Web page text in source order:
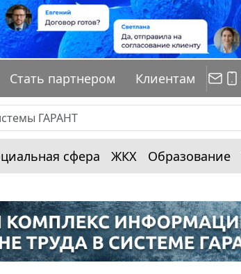
Стать партнером Клиентам
сфера ЖКХ Образование